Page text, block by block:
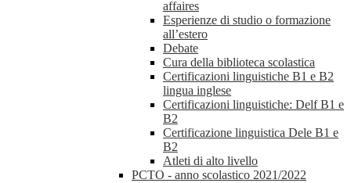
affaires
Esperienze di studio o formazione
all’estero
Debate
Cura della biblioteca scolastica
Certificazioni linguistiche B1 e B2
lingua inglese
Certificazioni linguistiche: Delf B1 e
B2
Certificazione linguistica Dele B1 e
B2
Atleti di alto livello
PCTO - anno scolastico 2021/2022